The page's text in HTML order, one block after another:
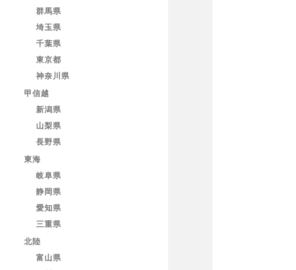
群馬県
埼玉県
千葉県
東京都
神奈川県
甲信越
新潟県
山梨県
長野県
東海
岐阜県
静岡県
愛知県
三重県
北陸
富山県